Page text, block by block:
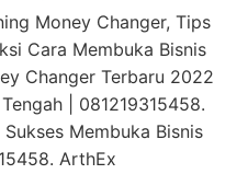
Money Changer, Tips
Cara Membuka Bisnis
Changer Terbaru 2022
| 081219315458.
Membuka Bisnis
ArthEx